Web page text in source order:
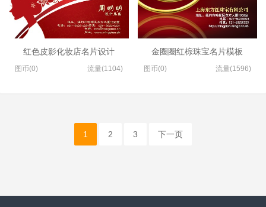
红色皮影化妆店名片设计
图币(0) 流量(1104)
金圈圈红棕珠宝名片模板
图币(0) 流量(1596)
1 2 3 下一页